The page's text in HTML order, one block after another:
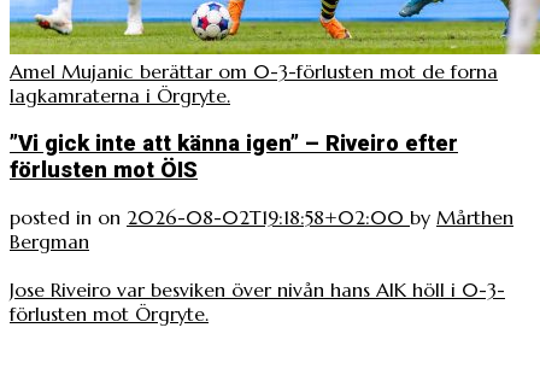
Amel Mujanic berättar om 0-3-förlusten mot de forna
lagkamraterna i Örgryte.
”Vi gick inte att känna igen” – Riveiro efter
förlusten mot ÖIS
posted in on 2026-08-02T19:18:58+02:00 by Mårthen
Bergman
Jose Riveiro var besviken över nivån hans AIK höll i 0-3-
förlusten mot Örgryte.